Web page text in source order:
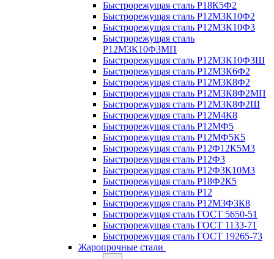
Быстрорежущая сталь Р18К5Ф2
Быстрорежущая сталь Р12М3К10Ф2
Быстрорежущая сталь Р12М3К10Ф3
Быстрорежущая сталь
Р12М3К10Ф3МП
Быстрорежущая сталь Р12М3К10Ф3Ш
Быстрорежущая сталь Р12М3К6Ф2
Быстрорежущая сталь Р12М3К8Ф2
Быстрорежущая сталь Р12М3К8Ф2МП
Быстрорежущая сталь Р12М3К8Ф2Ш
Быстрорежущая сталь Р12М4К8
Быстрорежущая сталь Р12МФ5
Быстрорежущая сталь Р12МФ5К5
Быстрорежущая сталь Р12Ф12К5М3
Быстрорежущая сталь Р12Ф3
Быстрорежущая сталь Р12Ф3К10М3
Быстрорежущая сталь Р18Ф2К5
Быстрорежущая сталь Р12
Быстрорежущая сталь Р12М3Ф3К8
Быстрорежущая сталь ГОСТ 5650-51
Быстрорежущая сталь ГОСТ 1133-71
Быстрорежущая сталь ГОСТ 19265-73
Жаропрочные стали